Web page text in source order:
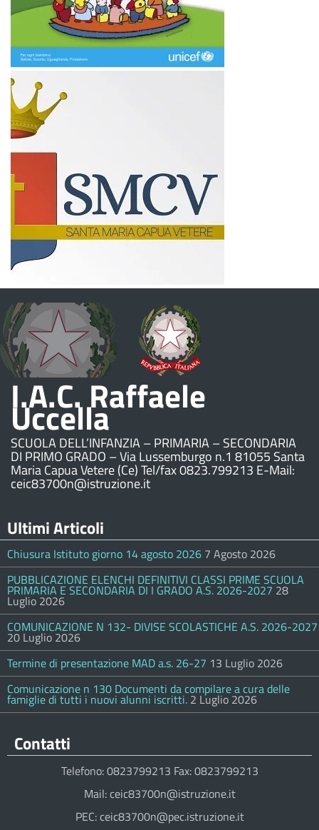
I.A.C. Raffaele
Uccella
SCUOLA DELL’INFANZIA – PRIMARIA – SECONDARIA
DI PRIMO GRADO – Via Lussemburgo n.1 81055 Santa
Maria Capua Vetere (Ce) Tel/fax 0823.799213 E-Mail:
ceic83700n@istruzione.it
Ultimi Articoli
Chiusura Istituto giorno 14 agosto 2026 7 Agosto 2026
PUBBLICAZIONE ELENCHI DEFINITIVI CLASSI PRIME SCUOLA
PRIMARIA E SECONDARIA DI I GRADO A.S. 2026-2027 28
Luglio 2026
COMUNICAZIONE N 132- DIVISE SCOLASTICHE A.S. 2026-2027
20 Luglio 2026
Termine di presentazione MAD a.s. 26-27 13 Luglio 2026
Comunicazione n 130 Documenti da compilare a cura delle
famiglie di tutti i nuovi alunni iscritti. 2 Luglio 2026
Contatti
Telefono: 0823799213 Fax: 0823799213
Mail: ceic83700n@istruzione.it
PEC: ceic83700n@pec.istruzione.it